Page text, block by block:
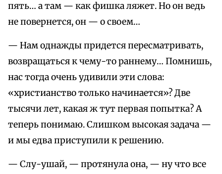
пять… а там — как фишка ляжет. Но он ведь
не повернется, он — о своем…
— Нам однажды придется пересматривать,
возвращаться к чему-то раннему… Помнишь,
нас тогда очень удивили эти слова:
«христианство только начинается»? Две
тысячи лет, какая ж тут первая попытка? А
теперь понимаю. Слишком высокая задача —
и мы едва приступили к решению.
— Слу-ушай, — протянула она, — ну что все